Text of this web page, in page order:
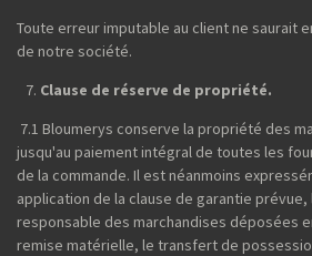
Toute erreur imputable au client ne saurait
de notre société.
Clause de réserve de propriété.
7.1 Bloumerys conserve la propriété des
jusqu'au paiement intégral de toutes les
de la commande. Il est néanmoins
application de la clause de garantie
responsable des marchandises déposées
remise matérielle, le transfert de